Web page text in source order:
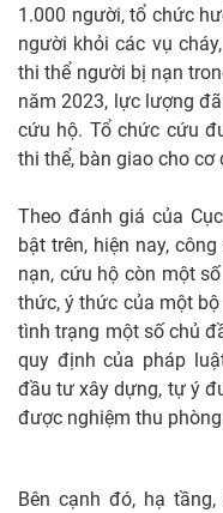
1.000 người, tổ chức
người khỏi các vụ
thi thể người bị nạn
năm 2023, lực lượng
cứu hộ. Tổ chức cứu
thi thể, bàn giao cho cơ
Theo đánh giá của
bật trên, hiện nay,
nạn, cứu hộ còn một
thức, ý thức của một
tình trạng một số chủ
quy định của pháp
đầu tư xây dựng, tự ý
được nghiệm thu
Bên cạnh đó, hạ